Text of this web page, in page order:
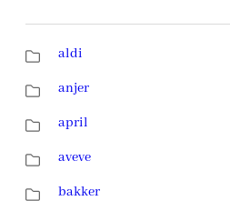
aldi
anjer
april
aveve
bakker